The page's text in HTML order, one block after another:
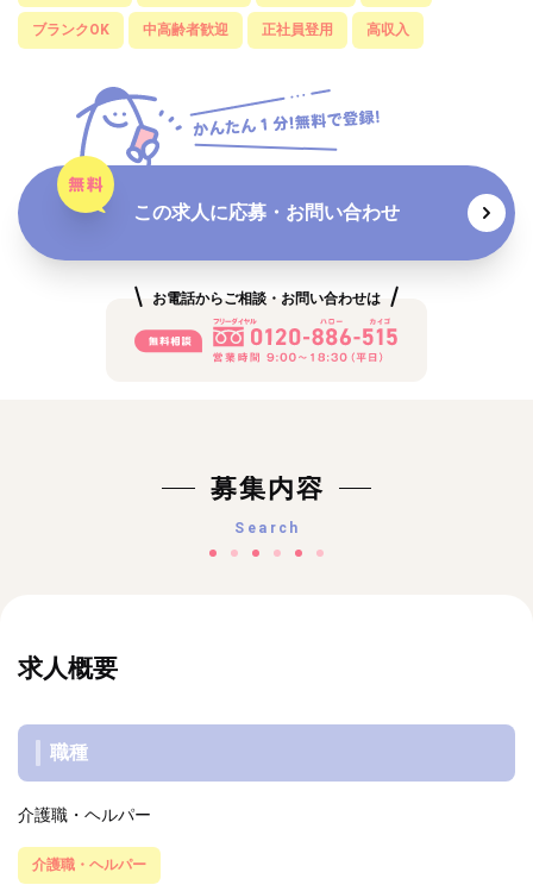
ブランクOK 中高齢者歓迎 正社員登用 高収入
この求人に応募・お問い合わせ
お電話からご相談・お問い合わせは
募集内容
Search
求人概要
職種
介護職・ヘルパー
介護職・ヘルパー